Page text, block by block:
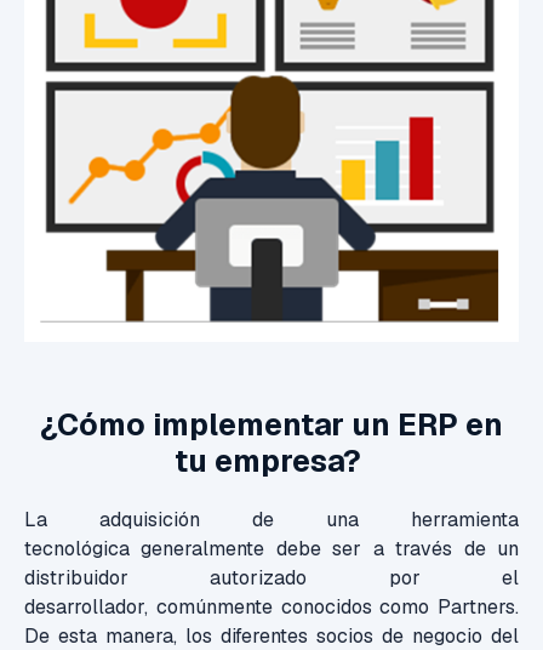
¿Cómo implementar un ERP en
tu empresa?
La adquisición de una herramienta
tecnológica generalmente debe ser através de un
distribuidor autorizado por el
desarrollador, comúnmenteconocidos como Partners.
De esta manera, los diferentes socios de negocio del